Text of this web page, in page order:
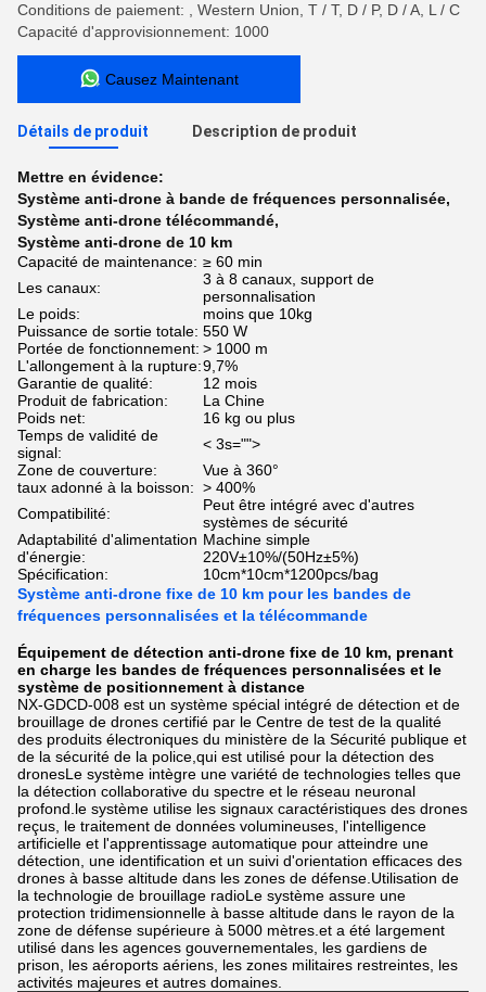
Conditions de paiement: , Western Union, T / T, D / P, D / A, L / C
Capacité d'approvisionnement: 1000
Causez Maintenant
Détails de produit Description de produit
Mettre en évidence:
Système anti-drone à bande de fréquences personnalisée,
Système anti-drone télécommandé,
Système anti-drone de 10 km
Capacité de maintenance: ≥ 60 min
Les canaux:
3 à 8 canaux, support de
personnalisation
Le poids:
moins que 10kg
Puissance de sortie totale: 550 W
Portée de fonctionnement: > 1000 m
L'allongement à la rupture:9,7%
Garantie de qualité:
12 mois
Produit de fabrication:
La Chine
Poids net:
16 kg ou plus
Temps de validité de
signal:
< 3s="">
Zone de couverture:
Vue à 360°
taux adonné à la boisson: > 400%
Compatibilité:
Peut être intégré avec d'autres
systèmes de sécurité
Adaptabilité d'alimentation
d'énergie:
Machine simple
220V±10%/(50Hz±5%)
Spécification:
10cm*10cm*1200pcs/bag
Système anti-drone fixe de 10 km pour les bandes de
fréquences personnalisées et la télécommande
Équipement de détection anti-drone fixe de 10 km, prenant
en charge les bandes de fréquences personnalisées et le
système de positionnement à distance
NX-GDCD-008 est un système spécial intégré de détection et de
brouillage de drones certifié par le Centre de test de la qualité
des produits électroniques du ministère de la Sécurité publique et
de la sécurité de la police,qui est utilisé pour la détection des
dronesLe système intègre une variété de technologies telles que
la détection collaborative du spectre et le réseau neuronal
profond.le système utilise les signaux caractéristiques des drones
reçus, le traitement de données volumineuses, l'intelligence
artificielle et l'apprentissage automatique pour atteindre une
détection, une identification et un suivi d'orientation efficaces des
drones à basse altitude dans les zones de défense.Utilisation de
la technologie de brouillage radioLe système assure une
protection tridimensionnelle à basse altitude dans le rayon de la
zone de défense supérieure à 5000 mètres.et a été largement
utilisé dans les agences gouvernementales, les gardiens de
prison, les aéroports aériens, les zones militaires restreintes, les
activités majeures et autres domaines.